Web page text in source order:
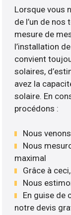
Lorsque vous
de l’un de
mesure de
l’installation
convient
solaires,
avez la
solaire. En
procédons :
Nous
Nous
maximal
Grâce à
Nous
En guise de
notre devis